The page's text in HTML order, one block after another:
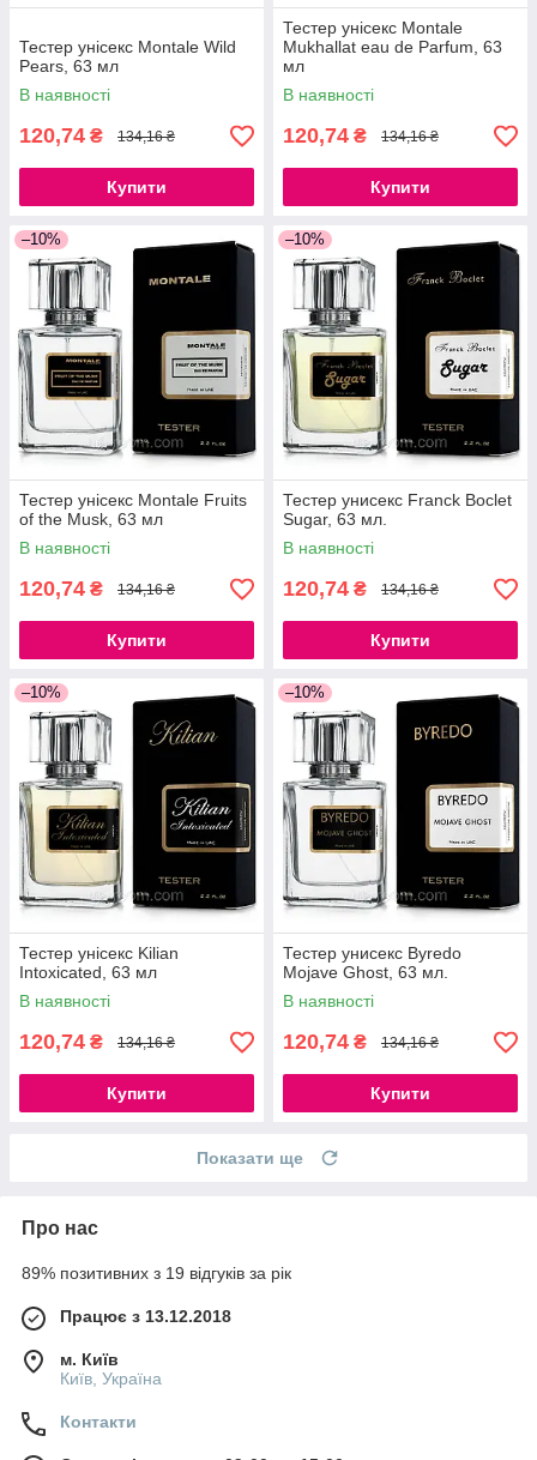
Тестер унісекс Montale Wild
Pears, 63 мл
В наявності
120,74 ₴ 134,16 ₴
Купити
Тестер унісекс Montale
Mukhallat eau de Parfum, 63
мл
В наявності
120,74 ₴ 134,16 ₴
Купити
–10%
Тестер унісекс Montale Fruits
of the Musk, 63 мл
В наявності
120,74 ₴ 134,16 ₴
Купити
–10%
Тестер унисекс Franck Boclet
Sugar, 63 мл.
В наявності
120,74 ₴ 134,16 ₴
Купити
–10%
Тестер унісекс Kilian
Intoxicated, 63 мл
В наявності
120,74 ₴ 134,16 ₴
Купити
–10%
Тестер унисекс Byredo
Mojave Ghost, 63 мл.
В наявності
120,74 ₴ 134,16 ₴
Купити
Показати ще
Про нас
89% позитивних з 19 відгуків за рік
Працює з 13.12.2018
м. Київ
Київ, Україна
Контакти